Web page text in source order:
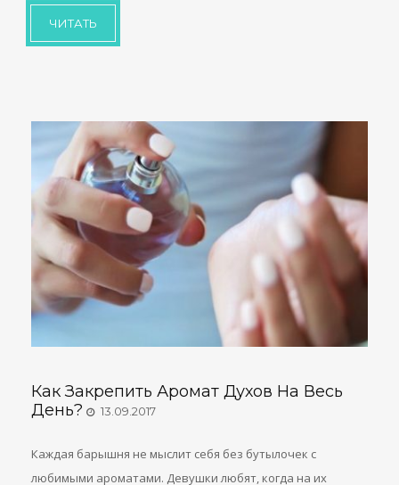
ЧИТАТЬ
Как Закрепить Аромат Духов На Весь
День?
13.09.2017
Каждая барышня не мыслит себя без бутылочек с
любимыми ароматами. Девушки любят, когда на их